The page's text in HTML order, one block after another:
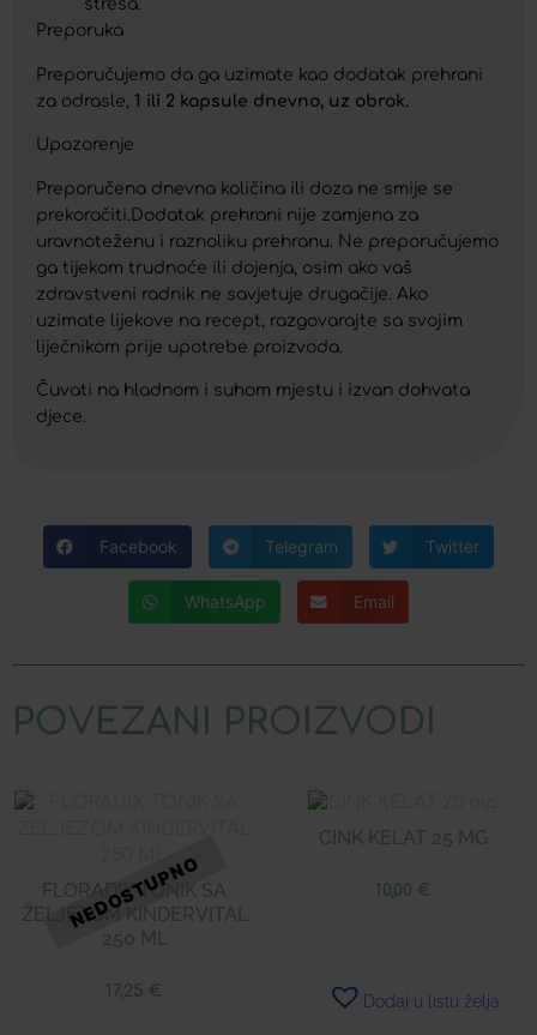
stresa.
Preporuka
Preporučujemo da ga uzimate kao dodatak prehrani
za odrasle, 1 ili 2 kapsule dnevno, uz obrok.
Upozorenje
Preporučena dnevna količina ili doza ne smije se
prekoračiti.Dodatak prehrani nije zamjena za
uravnoteženu i raznoliku prehranu. Ne preporučujemo
ga tijekom trudnoće ili dojenja, osim ako vaš
zdravstveni radnik ne savjetuje drugačije. Ako
uzimate lijekove na recept, razgovarajte sa svojim
liječnikom prije upotrebe proizvoda.
Čuvati na hladnom i suhom mjestu i izvan dohvata
djece.
Facebook Telegram Twitter
WhatsApp Email
POVEZANI PROIZVODI
FLORADIX TONIK SA
ŽELJEZOM KINDERVITAL
250 ML
17,25 €
CINK KELAT 25 MG
10,00 €
Dodaj u listu želja